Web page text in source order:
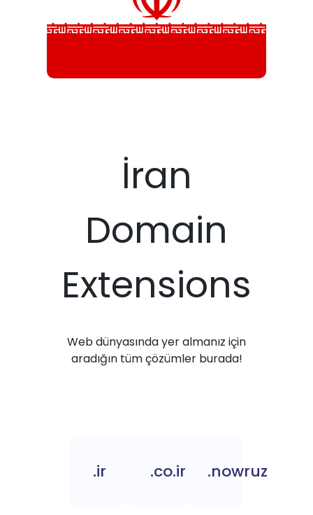
İran
Domain
Extensions
Web dünyasında yer almanız için
aradığın tüm çözümler burada!
.ir .co.ir .nowruz